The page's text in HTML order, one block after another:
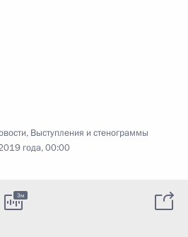
, Выступления и стенограммы
года, 00:00
3м